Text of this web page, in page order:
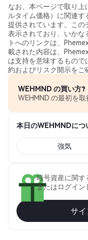
なお、本ページで取り
ルタイム価格）に関連
提供されています。こ
表示されており、いかな
トへのリンクは、
載された内容は、
は支持を意味するもの
約およびリスク開示をご
WEHMND の買い方?
WEHMND の最初を取
本日のWEHMNDにつ
強気
暗号資産に関
またはログイン
サ